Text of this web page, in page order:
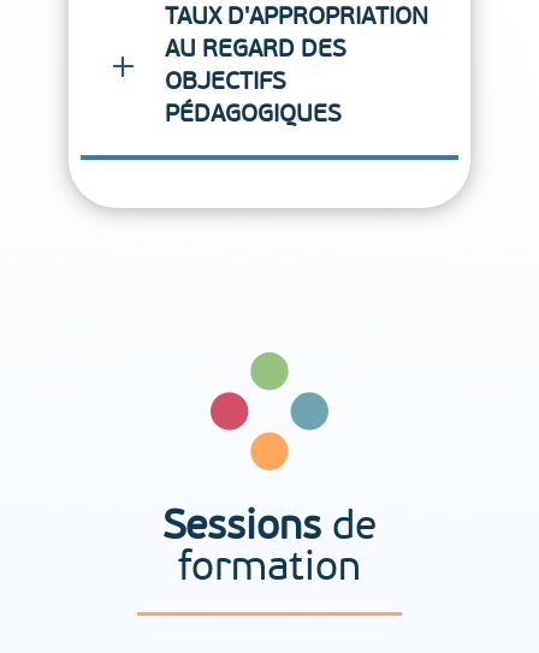
TAUX D'APPROPRIATION
AU REGARD DES
OBJECTIFS
PÉDAGOGIQUES
Sessions de
formation